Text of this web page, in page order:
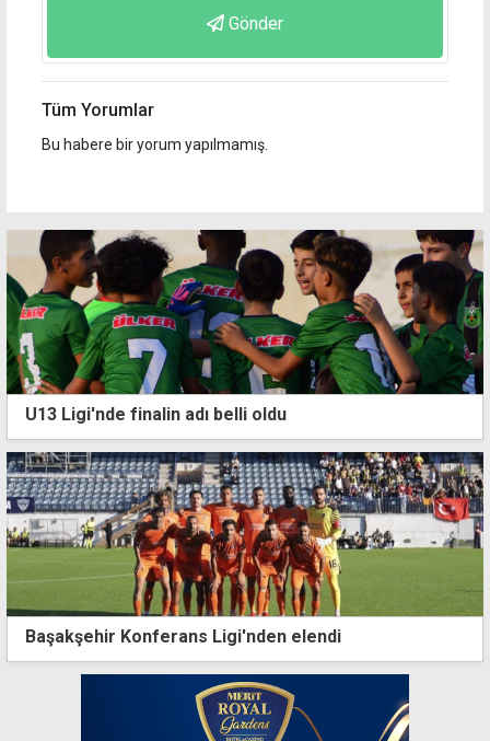
Gönder
Tüm Yorumlar
Bu habere bir yorum yapılmamış.
U13 Ligi'nde finalin adı belli oldu
Başakşehir Konferans Ligi'nden elendi